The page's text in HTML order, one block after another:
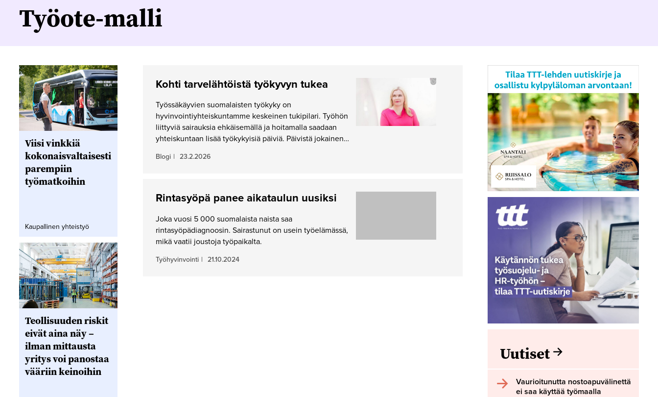
Työote-malli
Kohti tarvelähtöistä työkyvyn tukea
Työssäkäyvien suomalaisten työkyky on
hyvinvointiyhteiskuntamme keskeinen tukipilari. Työhön
liittyviä sairauksia ehkäisemällä ja hoitamalla saadaan
yhteiskuntaan lisää työkykyisiä päiviä. Päivistä jokainen…
Blogi | 23.2.2026
Rintasyöpä panee aikataulun uusiksi
Joka vuosi 5 000 suomalaista naista saa
rintasyöpädiagnoosin. Sairastunut on usein työelämässä,
mikä vaatii joustoja työpaikalta.
Työhyvinvointi | 21.10.2024
Viisi vinkkiä
kokonaisvaltaisesti
parempiin
työmatkoihin
Kaupallinen yhteistyö
Teollisuuden riskit
eivät aina näy –
ilman mittausta
yritys voi panostaa
vääriin keinoihin
Uutiset
Vaurioitunutta nostoapuvälinettä
ei saa käyttää työmaalla